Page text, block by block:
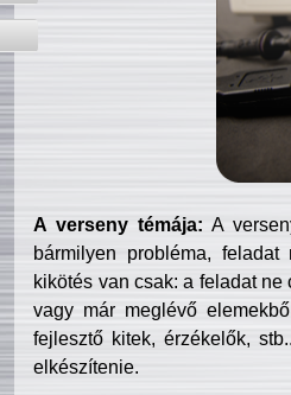
A verseny témája: A
bármilyen probléma, feladat
kikötés van csak: a feladat
vagy már meglévő
fejlesztő kitek, érzékelők,
elkészítenie.